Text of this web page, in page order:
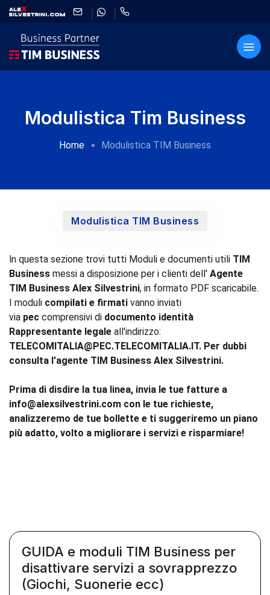
Modulistica Tim Business
Home Modulistica TIM Business
Modulistica TIM Business
ln questa sezione trovi tutti Moduli e documenti utili TIM
Business messi a disposizione per i clienti dell' Agente
TIM Business Alex Silvestrini, in formato PDF scaricabile.
I moduli compilati e firmati vanno inviati
via pec comprensivi di documento identità
Rappresentante legale all'indirizzo:
TELECOMITALIA@PEC.TELECOMITALIA.IT. Per dubbi
consulta l'agente TIM Business Alex Silvestrini.
Prima di disdire la tua linea, invia le tue fatture a
info@alexsilvestrini.com con le tue richieste,
analizzeremo de tue bollette e ti suggeriremo un piano
più adatto, volto a migliorare i servizi e risparmiare!
GUIDA e moduli TIM Business per
disattivare servizi a sovrapprezzo
(Giochi, Suonerie ecc)